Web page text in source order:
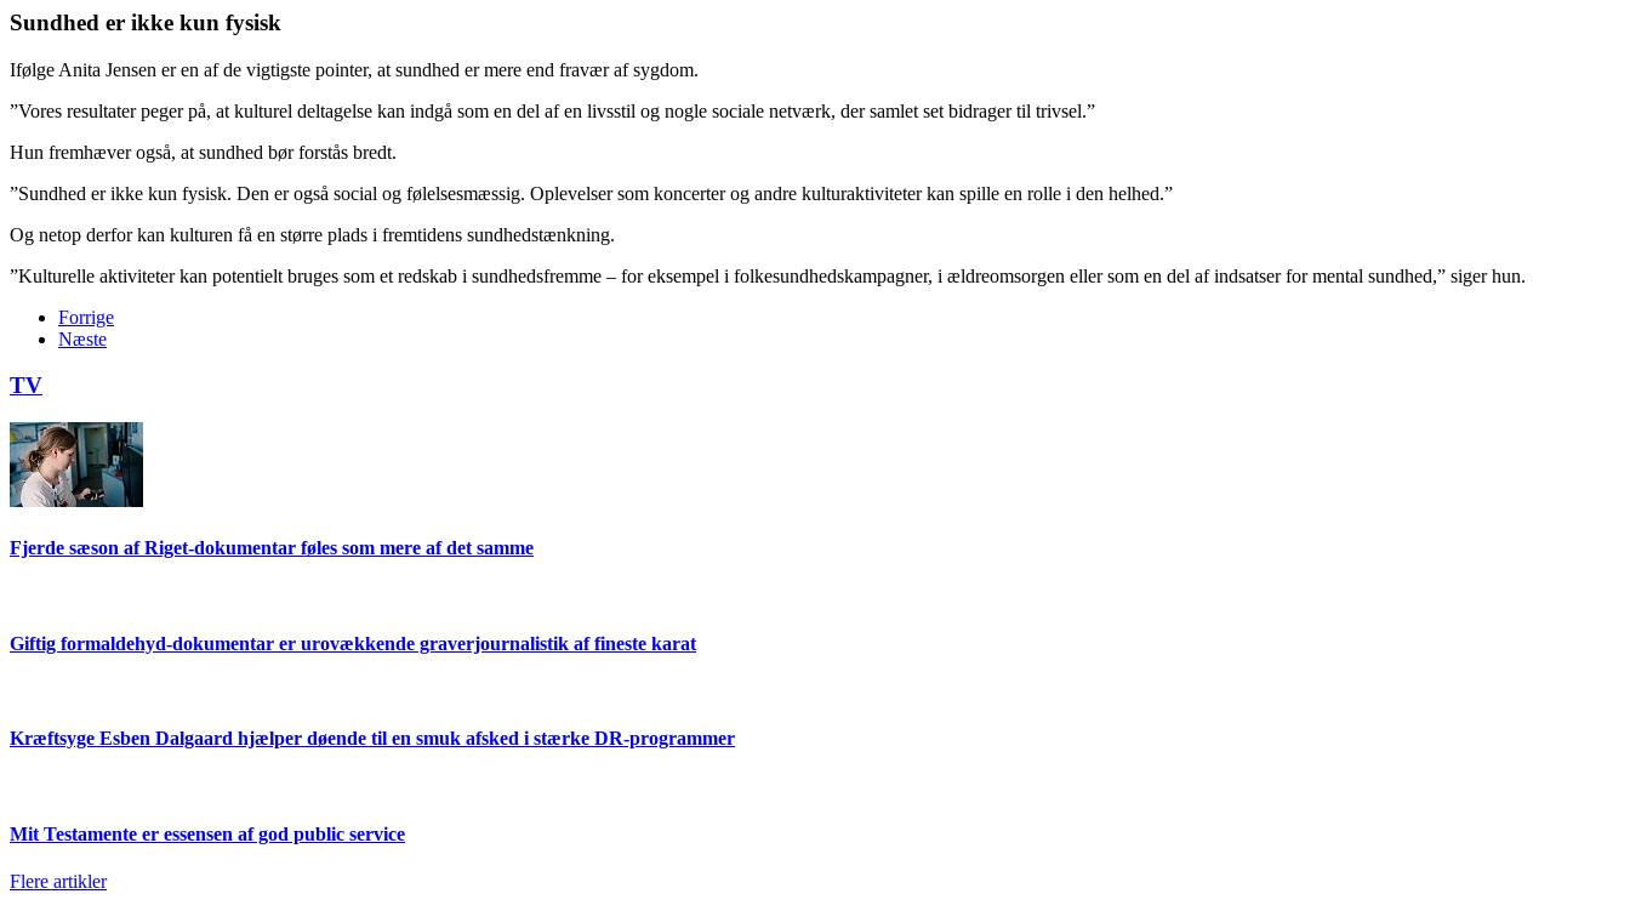
Sundhed er ikke kun fysisk
Ifølge Anita Jensen er en af de vigtigste pointer, at sundhed er mere end fravær af sygdom.
”Vores resultater peger på, at kulturel deltagelse kan indgå som en del af en livsstil og nogle sociale netværk, der samlet set bidrager til trivsel.”
Hun fremhæver også, at sundhed bør forstås bredt.
”Sundhed er ikke kun fysisk. Den er også social og følelsesmæssig. Oplevelser som koncerter og andre kulturaktiviteter kan spille en rolle i den helhed.”
Og netop derfor kan kulturen få en større plads i fremtidens sundhedstænkning.
”Kulturelle aktiviteter kan potentielt bruges som et redskab i sundhedsfremme – for eksempel i folkesundhedskampagner, i ældreomsorgen eller som en del af indsatser for mental sundhed,” siger hun.
Forrige
Næste
TV
Fjerde sæson af Riget-dokumentar føles som mere af det samme
Giftig formaldehyd-dokumentar er urovækkende graverjournalistik af fineste karat
Kræftsyge Esben Dalgaard hjælper døende til en smuk afsked i stærke DR-programmer
Mit Testamente er essensen af god public service
Flere artikler